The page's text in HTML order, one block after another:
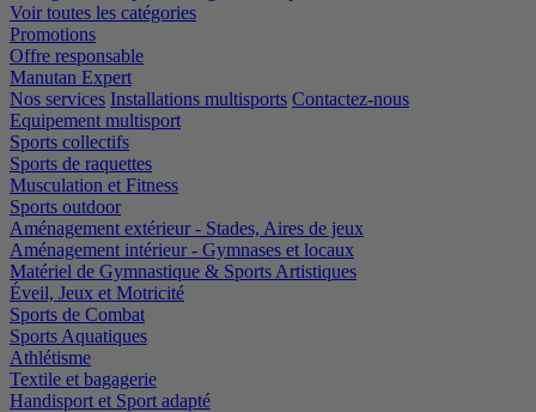
Voir toutes les catégories
Promotions
Offre responsable
Manutan Expert
Nos services Installations multisports Contactez-nous
Equipement multisport
Sports collectifs
Sports de raquettes
Musculation et Fitness
Sports outdoor
Aménagement extérieur - Stades, Aires de jeux
Aménagement intérieur - Gymnases et locaux
Matériel de Gymnastique & Sports Artistiques
Éveil, Jeux et Motricité
Sports de Combat
Sports Aquatiques
Athlétisme
Textile et bagagerie
Handisport et Sport adapté